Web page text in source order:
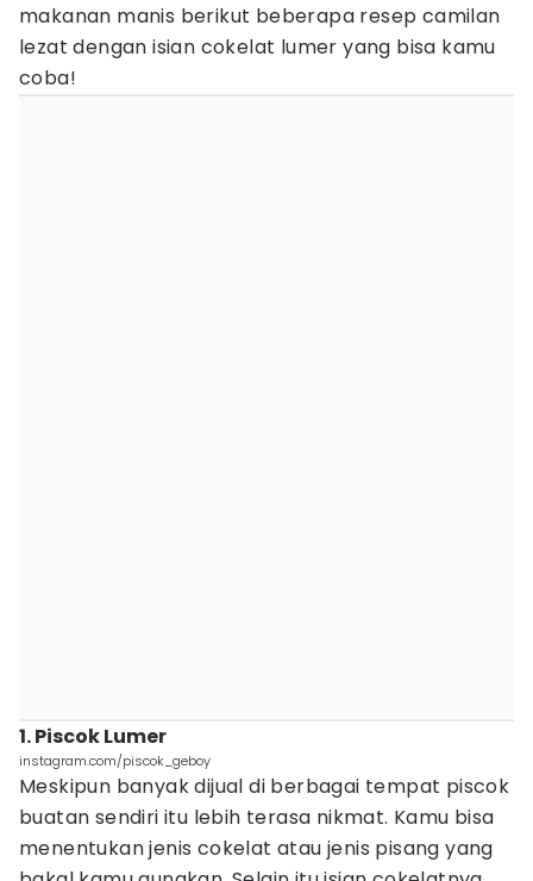
makanan manis berikut beberapa resep camilan
lezat dengan isian cokelat lumer yang bisa kamu
coba!
1. Piscok Lumer
instagram.com/piscok_geboy
Meskipun banyak dijual di berbagai tempat piscok
buatan sendiri itu lebih terasa nikmat. Kamu bisa
menentukan jenis cokelat atau jenis pisang yang